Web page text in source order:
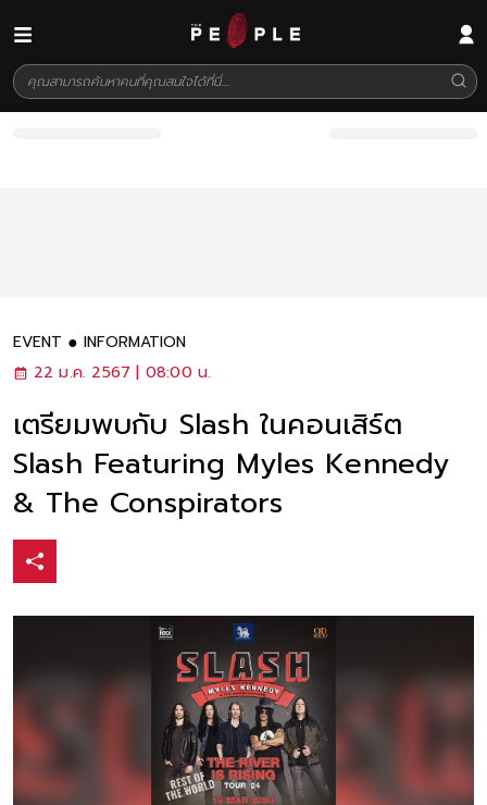
EVENT
INFORMATION
22 ม.ค. 2567 | 08:00 น.
เตรียมพบกับ Slash ในคอนเสิร์ต
Slash Featuring Myles Kennedy
& The Conspirators